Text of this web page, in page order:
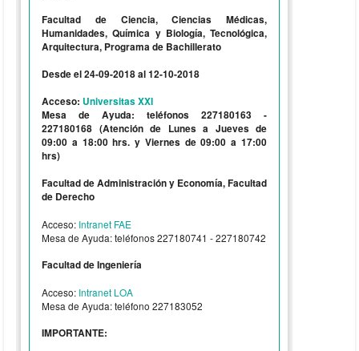
Facultad de Ciencia, Ciencias Médicas,
Humanidades, Química y Biología, Tecnológica,
Arquitectura, Programa de Bachillerato
Desde el 24-09-2018 al 12-10-2018
Acceso: Universitas XXI
Mesa de Ayuda: teléfonos 227180163 -
227180168 (Atención de Lunes a Jueves de
09:00 a 18:00 hrs. y Viernes de 09:00 a 17:00
hrs)
Facultad de Administración y Economía, Facultad
de Derecho
Acceso: Intranet FAE
Mesa de Ayuda: teléfonos 227180741 - 227180742
Facultad de Ingeniería
Acceso: Intranet LOA
Mesa de Ayuda: teléfono 227183052
IMPORTANTE: